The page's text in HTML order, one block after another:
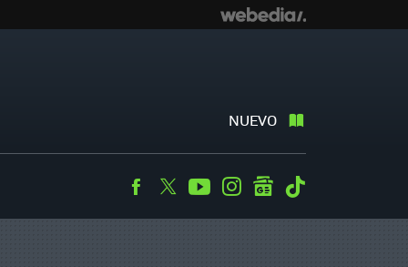
NUEVO
Facebook
TwitterYoutubeInstagramgooglenews